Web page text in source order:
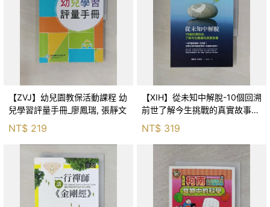
【ZVJ】幼兒園教保活動課程 幼
兒學習評量手冊_廖鳳瑞, 張靜文
NT$ 219
【XIH】從未知中解脫-10個回溯
前世了解今生挑戰的真實故事_
羅伯特．舒
NT$ 319